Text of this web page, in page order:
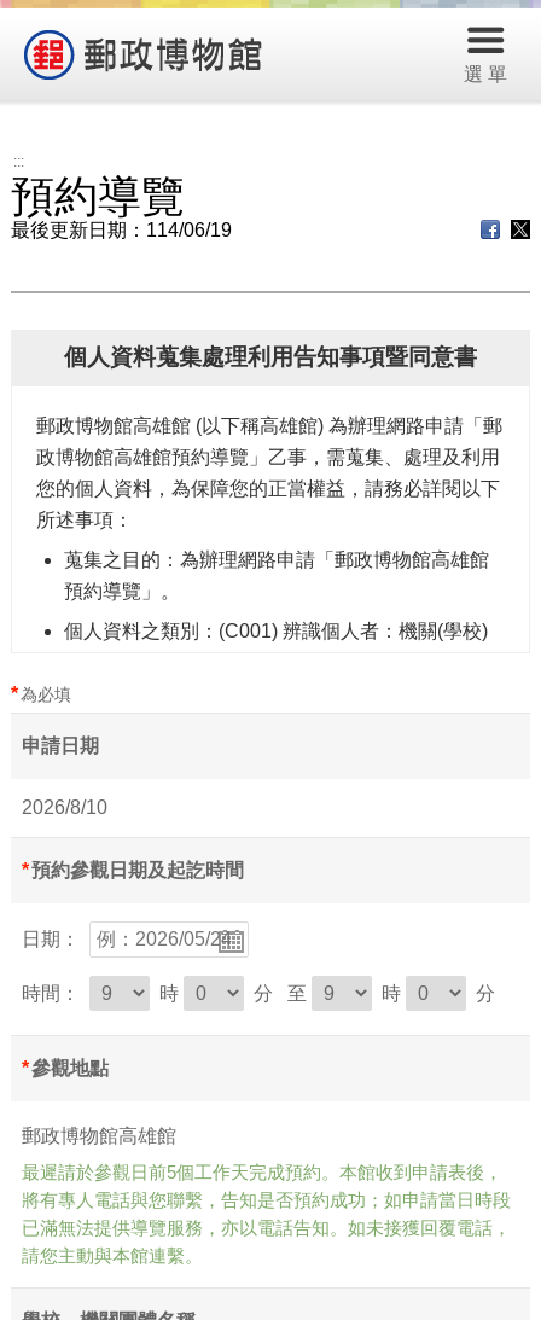
選 單
:::
預約導覽
最後更新日期：114/06/19
個人資料蒐集處理利用告知事項暨同意書
郵政博物館高雄館 (以下稱高雄館) 為辦理網路申請「郵
政博物館高雄館預約導覽」乙事，需蒐集、處理及利用
您的個人資料，為保障您的正當權益，請務必詳閱以下
所述事項：
蒐集之目的：為辦理網路申請「郵政博物館高雄館
預約導覽」。
個人資料之類別：(C001) 辨識個人者：機關(學校)
個人資料利用之期間、地區、對象及方式：
(1)期間：電腦檔與紙本申請表自申請之日起至導覽
(2)地區：中華民國境內。
(4)方式：高雄館將透過數位檔案或實體紙本形式蒐
當事人得行使之權利及方式：您可透過攜帶證件親
臨高雄館，行使個人資料保護法第三條當事人權利
規定，包含：
(2)製給複製本
(5)刪除
惟因執行業務所必需、特定目的消失前或未逾保存
年限者，高雄館得不予刪除。
當事人拒絕提供對其權益之影響：若您未能或無法
提供以上個人資料予高雄館，將無法參加本活動。
*為必填
申請日期
2026/8/10
*預約參觀日期及起訖時間
日期：
時間： 時 分 至 時 分
*參觀地點
郵政博物館高雄館
最遲請於參觀日前5個工作天完成預約。本館收到申請表後，
將有專人電話與您聯繫，告知是否預約成功；如申請當日時段
已滿無法提供導覽服務，亦以電話告知。如未接獲回覆電話，
請您主動與本館連繫。